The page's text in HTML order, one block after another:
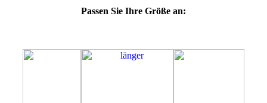
Passen Sie Ihre Größe an: